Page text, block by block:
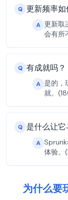
Q 更新频率
A 更新取
会有所
Q 有成就吗
A 是的，
就。
Q 是什么让
A
体验。
为什么